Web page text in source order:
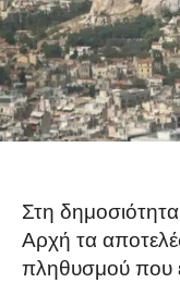
Στη
Αρχή τα
πληθυσμού που